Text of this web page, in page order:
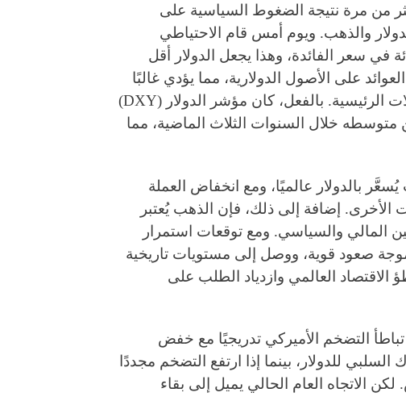
من مرة نتيجة الضغوط السياسية على
والذهب. ويوم أمس قام الاحتياطي
في سعر الفائدة، وهذا يجعل الدولار أقل
على الأصول الدولارية، مما يؤدي غالبًا
إلى ضعف نسبي في قيمة الدولار أمام العملات الرئيسية. بالفعل، كان مؤشر الدولار (DXY)
99، وهو أدنى من متوسطه خلال السنوات الثلاث الماضية، مما
بالدولار عالميًا، ومع انخفاض العملة
الأخرى. إضافة إلى ذلك، فإن الذهب يُعتبر
المالي والسياسي. ومع توقعات استمرار
الذهب في موجة صعود قوية، ووصل إلى مستويات تاريخية
بتباطؤ الاقتصاد العالمي وازدياد الطلب على
التضخم الأميركي تدريجيًا مع خفض
للدولار، بينما إذا ارتفع التضخم مجددًا
الاتجاه العام الحالي يميل إلى بقاء